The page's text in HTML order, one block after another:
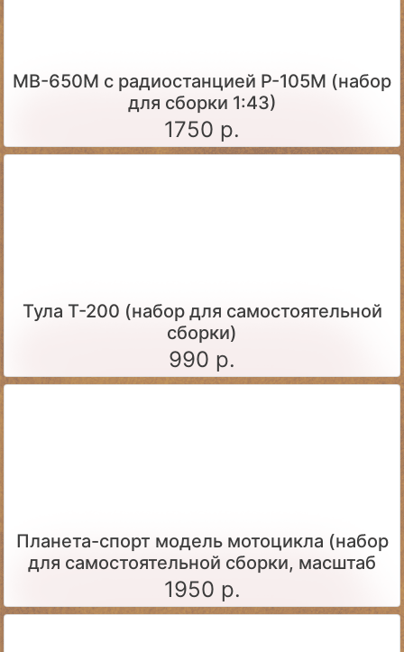
МВ-650М с радиостанцией Р-105М (набор
для сборки 1:43)
1750 р.
Тула Т-200 (набор для самостоятельной
сборки)
990 р.
Планета-спорт модель мотоцикла (набор
для самостоятельной сборки, масштаб
1:24)
1950 р.